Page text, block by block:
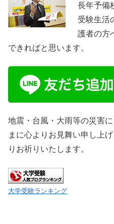
長年予備
受験生活
護者の方
できればと思います。
地震・台風・大雨等の災害
まに心よりお見舞い申し上
りお祈りいたします。
大学受験ランキング